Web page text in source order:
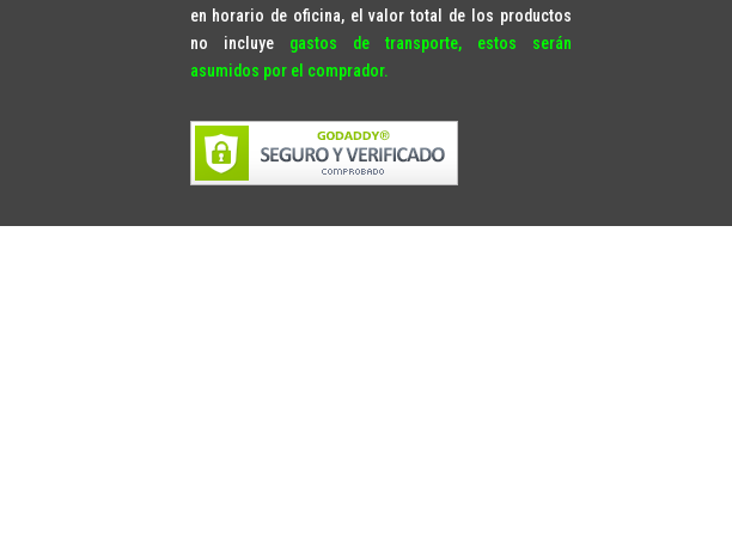
en horario de oficina, el valor total de los productos
no incluye gastos de transporte, estos serán
asumidos por el comprador.